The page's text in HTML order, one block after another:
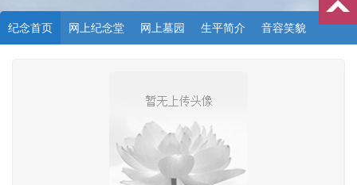
纪念首页 网上纪念堂 网上墓园 生平简介 音容笑貌